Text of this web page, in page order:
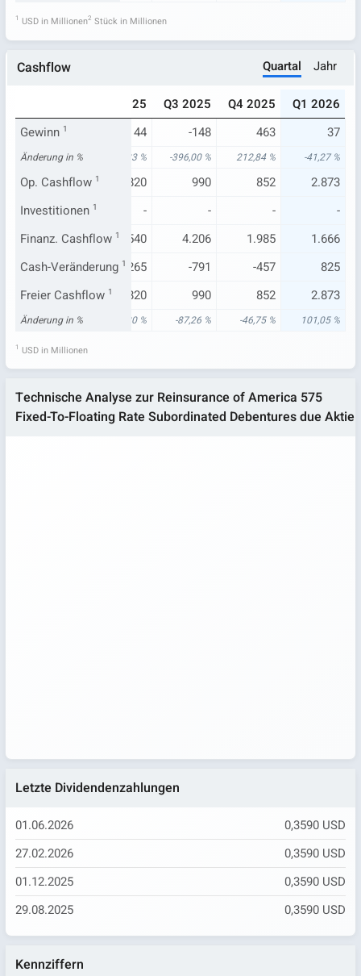
1 USD in Millionen2 Stück in Millionen
Cashflow Quartal Jahr
Q2 2025 Q3 2025 Q4 2025
Q1 2026
Gewinn 1 44 -148 463 37
Änderung in %
-70,00 % -78,33 % -396,00 % 212,84 % -41,27 %
Op. Cashflow 1
1.429 820 990 852
2.873
Investitionen 1
- - - -
-
Finanz. Cashflow 1
2.067 540 4.206 1.985
1.666
Cash-Veränderung 1
1.825 265 -791 -457
825
Freier Cashflow 1
1.429 820 990 852 2.873
Änderung in %
-75,09 % -15,20 % -87,26 % -46,75 % 101,05 %
1 USD in Millionen
Technische Analyse zur Reinsurance of America 575
Fixed-To-Floating Rate Subordinated Debentures due Aktie
Letzte Dividendenzahlungen
01.06.2026
0,3590 USD
27.02.2026
0,3590 USD
01.12.2025
0,3590 USD
29.08.2025
0,3590 USD
Kennziffern